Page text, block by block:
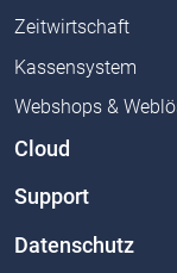
Zeitwirtschaft
Kassensystem
Webshops &
Cloud
Support
Datenschutz